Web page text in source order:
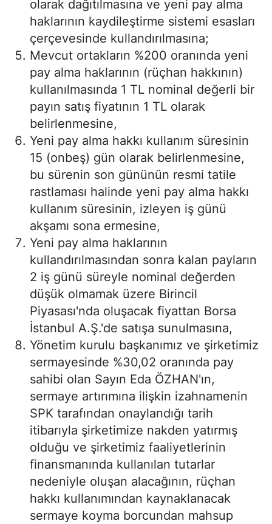
olarak dağıtılmasına ve yeni pay alma
haklarının kaydileştirme sistemi esasları
çerçevesinde kullandırılmasına;
Mevcut ortakların %200 oranında yeni
pay alma haklarının (rüçhan hakkının)
kullanılmasında 1 TL nominal değerli bir
payın satış fiyatının 1 TL olarak
belirlenmesine,
Yeni pay alma hakkı kullanım süresinin
15 (onbeş) gün olarak belirlenmesine,
bu sürenin son gününün resmi tatile
rastlaması halinde yeni pay alma hakkı
kullanım süresinin, izleyen iş günü
akşamı sona ermesine,
Yeni pay alma haklarının
kullandırılmasından sonra kalan payların
2 iş günü süreyle nominal değerden
düşük olmamak üzere Birincil
Piyasası'nda oluşacak fiyattan Borsa
İstanbul A.Ş.'de satışa sunulmasına,
Yönetim kurulu başkanımız ve şirketimiz
sermayesinde %30,02 oranında pay
sahibi olan Sayın Eda ÖZHAN'ın,
sermaye artırımına ilişkin izahnamenin
SPK tarafından onaylandığı tarih
itibarıyla şirketimize nakden yatırmış
olduğu ve şirketimiz faaliyetlerinin
finansmanında kullanılan tutarlar
nedeniyle oluşan alacağının, rüçhan
hakkı kullanımından kaynaklanacak
sermaye koyma borcundan mahsup